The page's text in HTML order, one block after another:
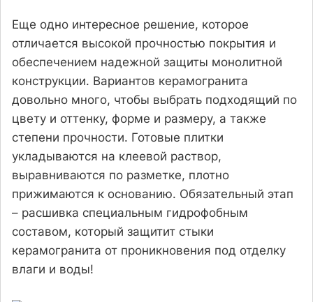
Еще одно интересное решение, которое
отличается высокой прочностью покрытия и
обеспечением надежной защиты монолитной
конструкции. Вариантов керамогранита
довольно много, чтобы выбрать подходящий по
цвету и оттенку, форме и размеру, а также
степени прочности. Готовые плитки
укладываются на клеевой раствор,
выравниваются по разметке, плотно
прижимаются к основанию. Обязательный этап
– расшивка специальным гидрофобным
составом, который защитит стыки
керамогранита от проникновения под отделку
влаги и воды!